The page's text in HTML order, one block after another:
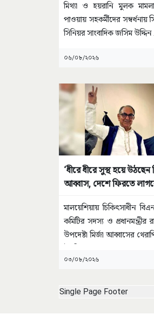
মিথ্যা ও হয়রানি মুলক
পাওয়ায় সহকর্মীদের সম্বর্ধনায়
সিনিয়র সাংবাদিক জসিম উদ্দিন
০৬/০৮/২০২৬
‘ধীরে ধীরে সুস্থ হয়ে উঠছেন
আব্বাস, দেশে ফিরতে
মালয়েশিয়ায় চিকিৎসাধীন
কমিটির সদস্য ও প্রধানমন্ত্রীর
উপদেষ্টা মির্জা আব্বাসের
০৩/০৮/২০২৬
Single Page Footer